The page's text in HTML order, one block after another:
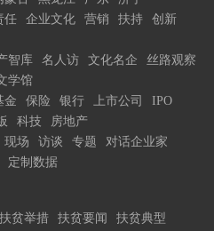
任 企业文化 营销 扶持
创新
智库 名人访 文化名企
丝路观察
学馆
金 保险 银行 上市公司
IPO
科技
房地产
现场 访谈 专题
对话企业家
定制数据
贫举措 扶贫要闻 扶贫典型